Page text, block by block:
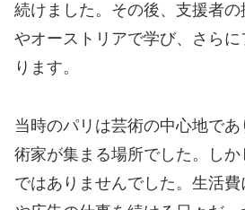
続けました。その後、支援者
やオーストリアで学び、さら
ります。
当時のパリは芸術の中心地で
術家が集まる場所でした。し
ではありませんでした。生活